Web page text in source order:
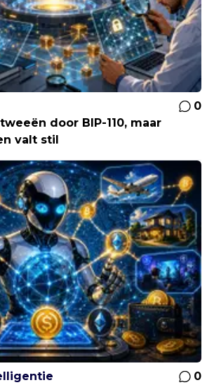
0
door BIP-110, maar
valt stil
0